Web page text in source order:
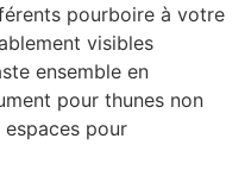
pourboire à votre
visibles
ensemble en
pour thunes non
pour